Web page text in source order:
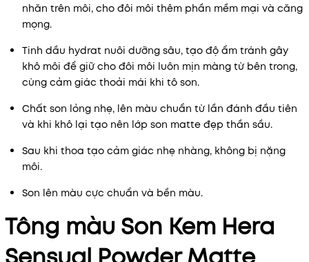
nhăn trên môi, cho đôi môi thêm phần mềm mại và căng
mọng.
Tinh dầu hydrat nuôi dưỡng sâu, tạo độ ẩm tránh gây
khô môi để giữ cho đôi môi luôn mịn màng từ bên trong,
cùng cảm giác thoải mái khi tô son.
Chất son lỏng nhẹ, lên màu chuẩn từ lần đánh đầu tiên
và khi khô lại tạo nên lớp son matte đẹp thần sầu.
Sau khi thoa tạo cảm giác nhẹ nhàng, không bị nặng
môi.
Son lên màu cực chuẩn và bền màu.
Tông màu Son Kem Hera